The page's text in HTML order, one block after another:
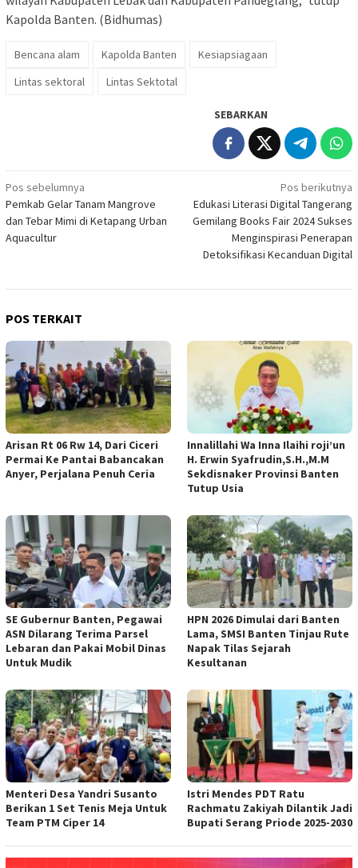
Kapolda Banten. (Bidhumas)
Bencana alam Kapolda Banten
Kesiapsiagaan
Lintas sektoral
Lintas Sektotal
SEBARKAN
Navigasi
pos
Pos sebelumnya
Pemkab Gelar Tanam Mangrove
dan Tebar Mimi di Ketapang Urban
Aquacultur
Pos berikutnya
Edukasi Literasi Digital Tangerang
Gemilang Books Fair 2024 Sukses
Menginspirasi Penerapan
Detoksifikasi Kecanduan Digital
POS TERKAIT
Arisan Rt 06 Rw 14, Dari Ciceri
Permai Ke Pantai Babancakan
Anyer, Perjalana Penuh Ceria
Innalillahi Wa Inna Ilaihi roji’un
H. Erwin Syafrudin,S.H.,M.M
Sekdisnaker Provinsi Banten
Tutup Usia
SE Gubernur Banten, Pegawai
ASN Dilarang Terima Parsel
Lebaran dan Pakai Mobil Dinas
Untuk Mudik
HPN 2026 Dimulai dari Banten
Lama, SMSI Banten Tinjau Rute
Napak Tilas Sejarah
Kesultanan
Menteri Desa Yandri Susanto
Berikan 1 Set Tenis Meja Untuk
Team PTM Ciper 14
Istri Mendes PDT Ratu
Rachmatu Zakiyah Dilantik Jadi
Bupati Serang Priode 2025-2030